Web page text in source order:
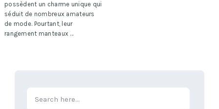
possèdent un charme unique qui
séduit de nombreux amateurs
de mode. Pourtant, leur
rangement manteaux …